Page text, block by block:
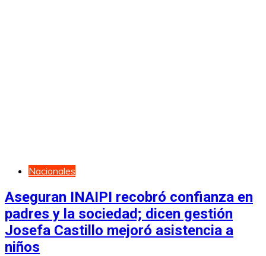
Nacionales
Aseguran INAIPI recobró confianza en
padres y la sociedad; dicen gestión
Josefa Castillo mejoró asistencia a
niños